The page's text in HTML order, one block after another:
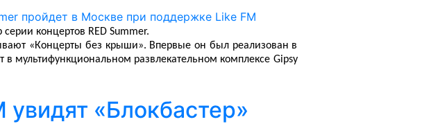
концертов RED Summer.
«Концерты без крыши». Впервые он был реализован в
в мультифункциональном развлекательном комплексе Gipsy
«Блокбастер»